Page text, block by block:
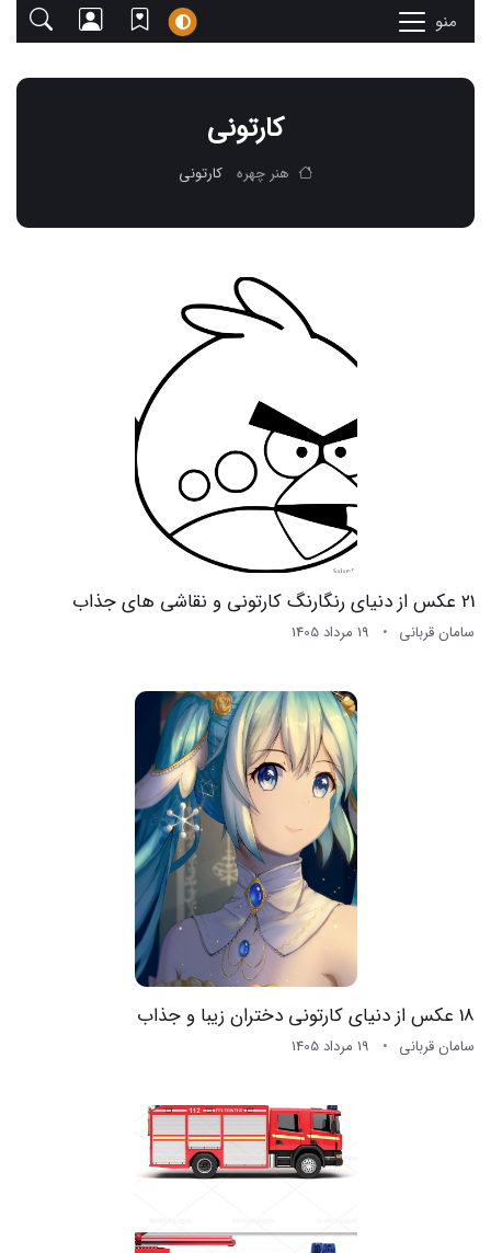
منو
کارتونی
هنر چهره کارتونی
21 عکس از دنیای رنگارنگ کارتونی و نقاشی های جذاب
سامان قربانی 19 مرداد 1405
18 عکس از دنیای کارتونی دختران زیبا و جذاب
سامان قربانی 19 مرداد 1405